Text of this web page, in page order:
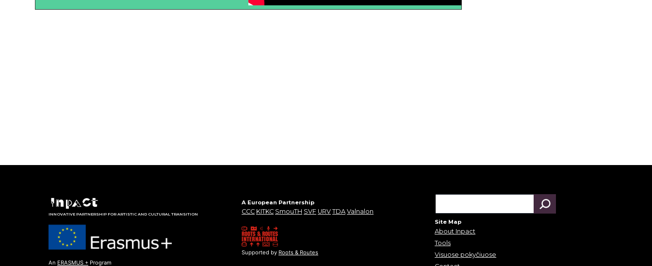
INNOVATIVE PARTNERSHIP FOR ARTISTIC AND CULTURAL TRANSITION
An ERASMUS + Program
A European Partnership
CCC KITKC SmouTH SVF URV TDA Valnalon
Supported by Roots & Routes
Site Map
About Inpact
Tools
Visuose pokyčiuose